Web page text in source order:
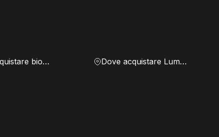
Dove acquistare biomassa Dove acquistare Lumen